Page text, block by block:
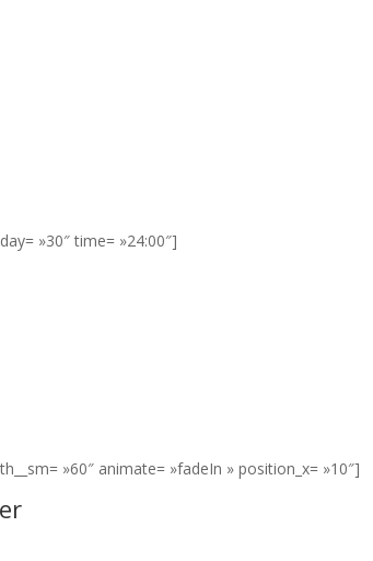
»30″ time= »24:00″]
»60″ animate= »fadeIn » position_x= »10″]